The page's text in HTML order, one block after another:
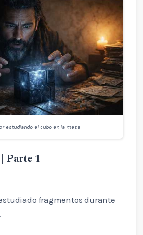
estudiando el cubo en la mesa
Parte 1
fragmentos durante